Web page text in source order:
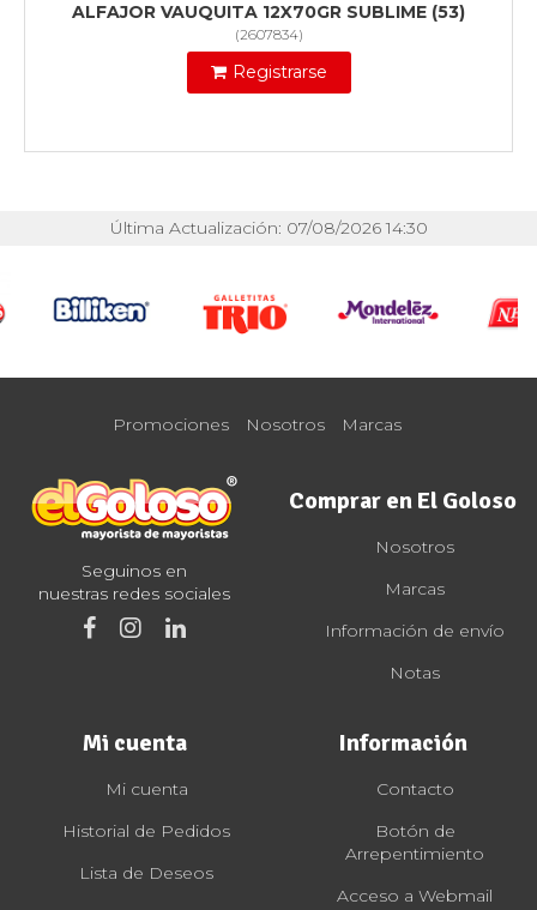
ALFAJOR VAUQUITA 12X70GR SUBLIME (53)
(2607834)
Registrarse
Última Actualización: 07/08/2026 14:30
Promociones Nosotros Marcas
Seguinos en
nuestras redes sociales
Comprar en El Goloso
Nosotros
Marcas
Información de envío
Notas
Mi cuenta
Mi cuenta
Historial de Pedidos
Lista de Deseos
Información
Contacto
Botón de
Arrepentimiento
Acceso a Webmail